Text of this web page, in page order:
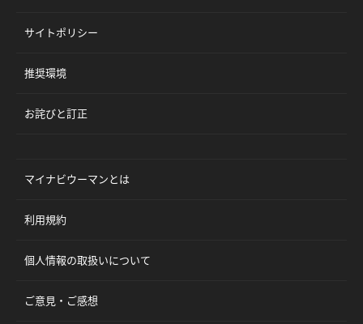
サイトポリシー
推奨環境
お詫びと訂正
マイナビウーマンとは
利用規約
個人情報の取扱いについて
ご意見・ご感想